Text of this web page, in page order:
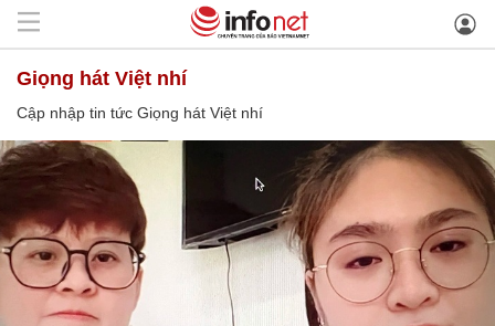
Giọng hát Việt nhí
Cập nhập tin tức Giọng hát Việt nhí